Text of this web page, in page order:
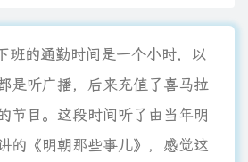
通勤时间是一个小时，以
是听广播，后来充值了喜马拉
节目。这段时间听了由当年明
的《明朝那些事儿》，感觉这